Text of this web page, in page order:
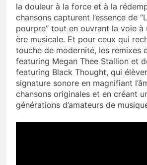
la douleur à la force et à la
chansons capturent l’essence de
pourpre” tout en ouvrant la voie à
ère musicale. Et pour ceux qui
touche de modernité, les remixes
featuring Megan Thee Stallion et
featuring Black Thought, qui
signature sonore en magnifiant
chansons originales et en créant
générations d’amateurs de